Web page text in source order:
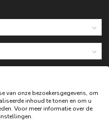
van onze bezoekersgegevens, om
inhoud te tonen en om u
Voor meer informatie over de